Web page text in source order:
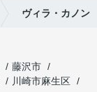
ヴィラ・カノン
藤沢市
川崎市麻生区